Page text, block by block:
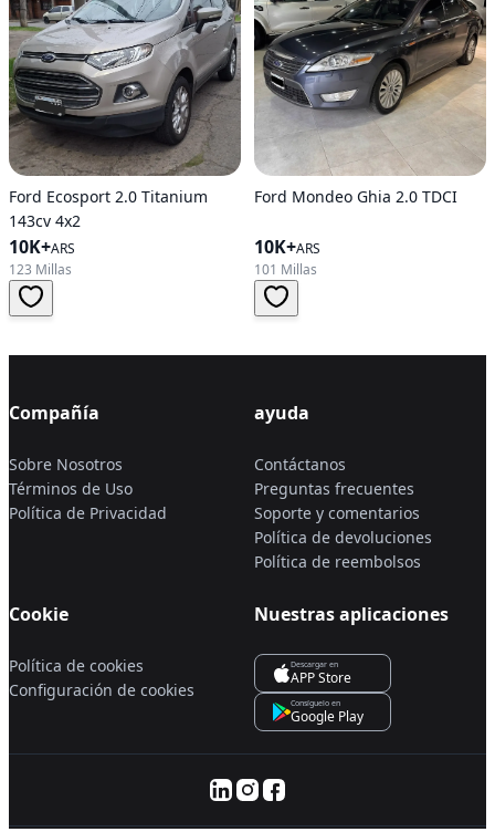
Ford Ecosport 2.0 Titanium
143cv 4x2
10K+ARS
123 Millas
Ford Mondeo Ghia 2.0 TDCI
10K+ARS
101 Millas
Compañía
Sobre Nosotros
Términos de Uso
Política de Privacidad
ayuda
Contáctanos
Preguntas frecuentes
Soporte y comentarios
Política de devoluciones
Política de reembolsos
Cookie
Política de cookies
Configuración de cookies
Nuestras aplicaciones
Descargar en
APP Store
Consíguelo en
Google Play